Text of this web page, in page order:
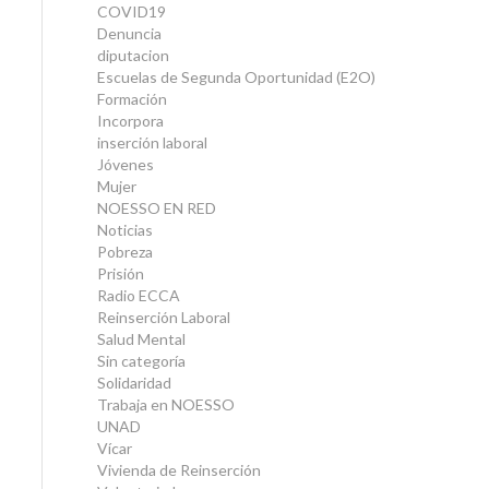
COVID19
Denuncia
diputacion
Escuelas de Segunda Oportunidad (E2O)
Formación
Incorpora
inserción laboral
Jóvenes
Mujer
NOESSO EN RED
Noticias
Pobreza
Prisión
Radio ECCA
Reinserción Laboral
Salud Mental
Sin categoría
Solidaridad
Trabaja en NOESSO
UNAD
Vícar
Vivienda de Reinserción